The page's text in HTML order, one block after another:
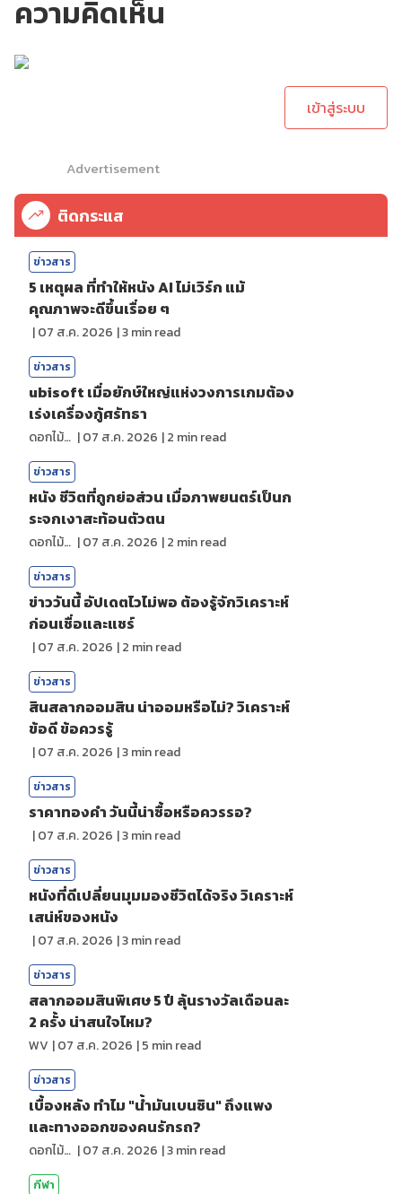
ความคิดเห็น
เข้าสู่ระบบ
Advertisement
ติดกระแส
ข่าวสาร
5 เหตุผล ที่ทำให้หนัง AI ไม่เวิร์ก แม้
คุณภาพจะดีขึ้นเรื่อย ๆ
|07 ส.ค. 2026 |3min read
ข่าวสาร
ubisoft เมื่อยักษ์ใหญ่แห่งวงการเกมต้อง
เร่งเครื่องกู้ศรัทธา
ดอกไม้กับสายน้ำ |07 ส.ค. 2026 |2 min read
ข่าวสาร
หนัง ชีวิตที่ถูกย่อส่วน เมื่อภาพยนตร์เป็นก
ระจกเงาสะท้อนตัวตน
ดอกไม้กับสายน้ำ |07 ส.ค. 2026 |2 min read
ข่าวสาร
ข่าววันนี้ อัปเดตไวไม่พอ ต้องรู้จักวิเคราะห์
ก่อนเชื่อและแชร์
|07 ส.ค. 2026 |2 min read
ข่าวสาร
สินสลากออมสิน น่าออมหรือไม่? วิเคราะห์
ข้อดี ข้อควรรู้
|07 ส.ค. 2026 |3min read
ข่าวสาร
ราคาทองคํา วันนี้น่าซื้อหรือควรรอ?
|07 ส.ค. 2026 |3min read
ข่าวสาร
หนังที่ดีเปลี่ยนมุมมองชีวิตได้จริง วิเคราะห์
เสน่ห์ของหนัง
|07 ส.ค. 2026 |3min read
ข่าวสาร
สลากออมสินพิเศษ 5 ปี ลุ้นรางวัลเดือนละ
2 ครั้ง น่าสนใจไหม?
WV |07 ส.ค. 2026 |5 min read
ข่าวสาร
เบื้องหลัง ทำไม "น้ำมันเบนซิน" ถึงแพง
และทางออกของคนรักรถ?
ดอกไม้กับสายน้ำ |07 ส.ค. 2026 |3min read
กีฬา